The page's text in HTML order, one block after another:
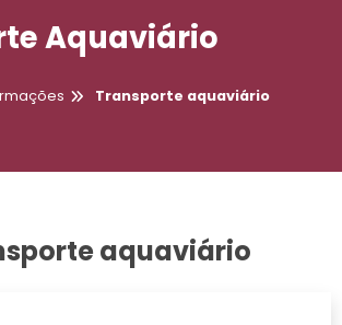
Aquaviário
Transporte aquaviário
aquaviário